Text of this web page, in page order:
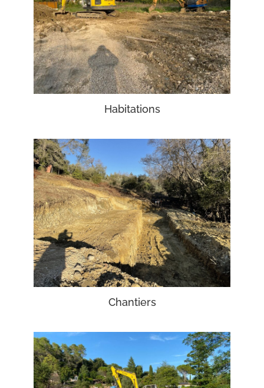
Habitations
Chantiers